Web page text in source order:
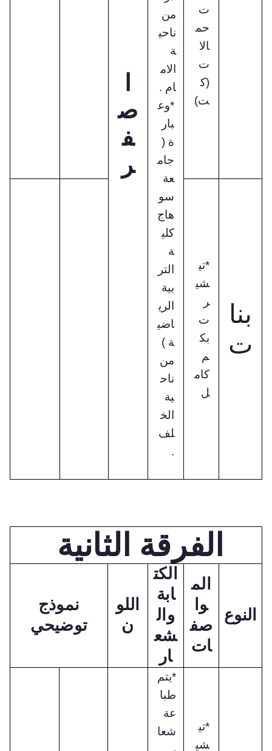
ت
حم
الا
ت
(ك
ت)
من
ناحي
ة
الام
ام .
*وع
بار
ة (
جام
عة
سو
هاج
كلي
ة
التر
بية
الري
اضي
ة )
من
ناح
ية
الخ
لف
.
ص
ف
ر
بنا
ت
*تي
شي
ر
ت
بك
م
كام
ل
الفرقة الثانية
النوع
الم
وا
صف
ات
الكت
ابة
وال
شع
ار
اللو
ن
نموذج
توضيحي
*تي
شي
*يتم
طبا
عة
شعا